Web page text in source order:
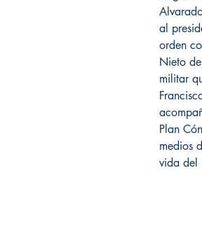
al
orden
Nieto
militar
Plan
medios
vida del